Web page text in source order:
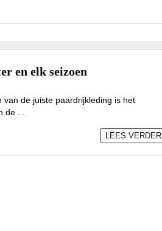
en elk seizoen
van de juiste paardrijkleding is het
de ...
LEES VERDER